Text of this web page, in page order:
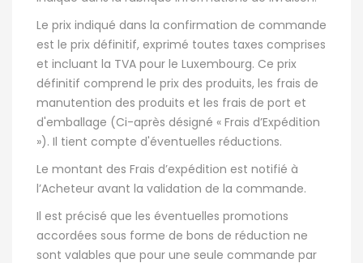
Le prix indiqué dans la confirmation de commande
est le prix définitif, exprimé toutes taxes comprises
et incluant la TVA pour le Luxembourg. Ce prix
définitif comprend le prix des produits, les frais de
manutention des produits et les frais de port et
d'emballage (Ci-après désigné « Frais d’Expédition
»). Il tient compte d'éventuelles réductions.
Le montant des Frais d’expédition est notifié à
l’Acheteur avant la validation de la commande.
Il est précisé que les éventuelles promotions
accordées sous forme de bons de réduction ne
sont valables que pour une seule commande par